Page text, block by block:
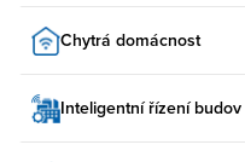
Chytrá domácnost
Inteligentní řízení budov